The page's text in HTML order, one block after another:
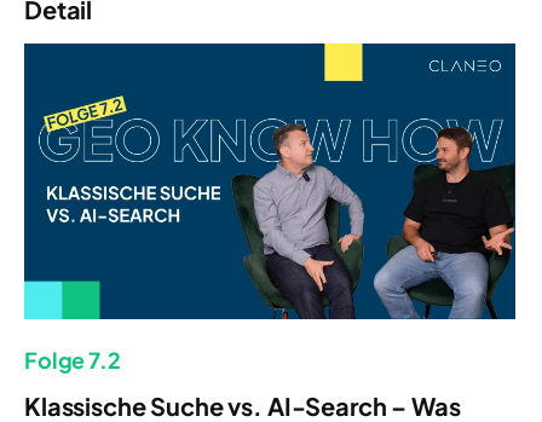
Detail
Folge 7.2
Klassische Suche vs. AI-Search – Was